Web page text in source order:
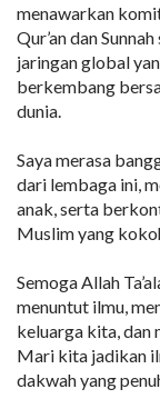
menawarkan
Qur’an dan
jaringan global
berkembang
dunia.
Saya merasa
dari lembaga ini,
anak, serta
Muslim yang
Semoga Allah
menuntut ilmu,
keluarga kita, dan
Mari kita jadikan
dakwah yang